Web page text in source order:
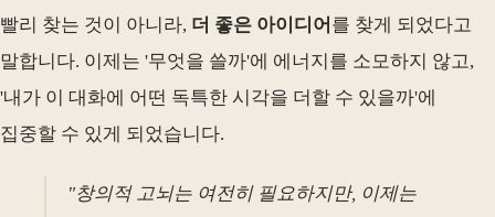
빨리 찾는 것이 아니라, 더 좋은 아이디어 를 찾게 되었다고
말합니다. 이제는 '무엇을 쓸까'에 에너지를 소모하지 않고,
'내가 이 대화에 어떤 독특한 시각을 더할 수 있을까'에
집중할 수 있게 되었습니다.
"창의적 고뇌는 여전히 필요하지만, 이제는